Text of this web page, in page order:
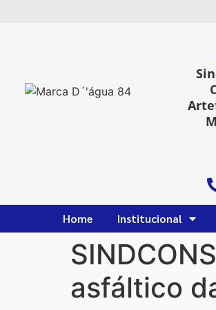
Home Institucional
asfáltico